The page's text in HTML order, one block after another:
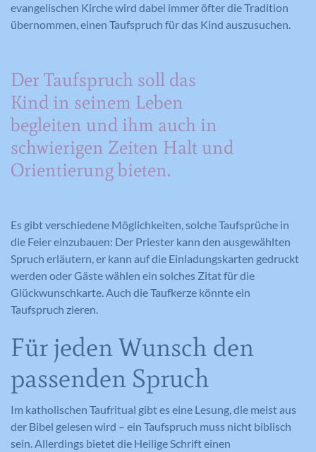
evangelischen Kirche wird dabei immer öfter die Tradition
übernommen, einen Taufspruch für das Kind auszusuchen.
Der Taufspruch soll das
Kind in seinem Leben
begleiten und ihm auch in
schwierigen Zeiten Halt und
Orientierung bieten.
Es gibt verschiedene Möglichkeiten, solche Taufsprüche in
die Feier einzubauen: Der Priester kann den ausgewählten
Spruch erläutern, er kann auf die Einladungskarten gedruckt
werden oder Gäste wählen ein solches Zitat für die
Glückwunschkarte. Auch die Taufkerze könnte ein
Taufspruch zieren.
Für jeden Wunsch den
passenden Spruch
Im katholischen Taufritual gibt es eine Lesung, die meist aus
der Bibel gelesen wird – ein Taufspruch muss nicht biblisch
sein. Allerdings bietet die Heilige Schrift einen